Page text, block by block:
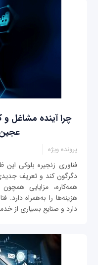
چرا آینده مشاغل و
پرونده ویژه
فناوری زنجیره بلوکی این
دگرگون کند و تعریف
همه‌کاره، مزایایی
هزینه‌ها را به‌همراه دارد.
دارد و صنایع بسیاری از